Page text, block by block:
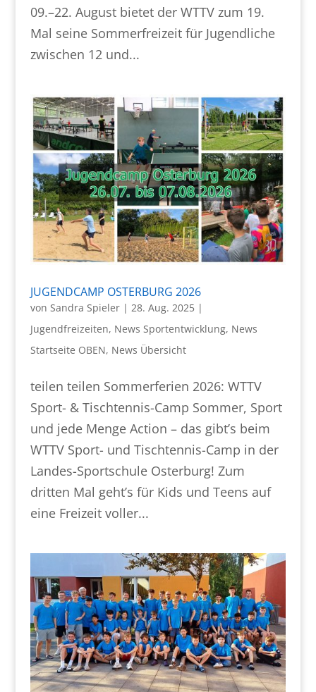
09.–22. August bietet der WTTV zum 19.
Mal seine Sommerfreizeit für Jugendliche
zwischen 12 und...
JUGENDCAMP OSTERBURG 2026
von Sandra Spieler| 28. Aug. 2025|
Jugendfreizeiten, News Sportentwicklung, News
Startseite OBEN, News Übersicht
teilen teilen Sommerferien 2026: WTTV
Sport- & Tischtennis-Camp Sommer, Sport
und jede Menge Action – das gibt’s beim
WTTV Sport- und Tischtennis-Camp in der
Landes-Sportschule Osterburg! Zum
dritten Mal geht’s für Kids und Teens auf
eine Freizeit voller...